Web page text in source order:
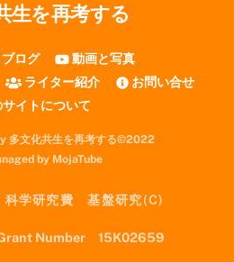
生を再考する
ログ
動画と写真
ライター紹介
お問い合せ
イトについて
多文化共生を再考する©2022
by MojaTube
科学研究費 基盤研究(C)
Grant Number 15K02659